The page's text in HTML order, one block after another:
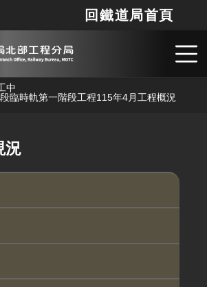
回鐵道局首頁
中
臨時軌第一階段工程115年4月工程概況
況